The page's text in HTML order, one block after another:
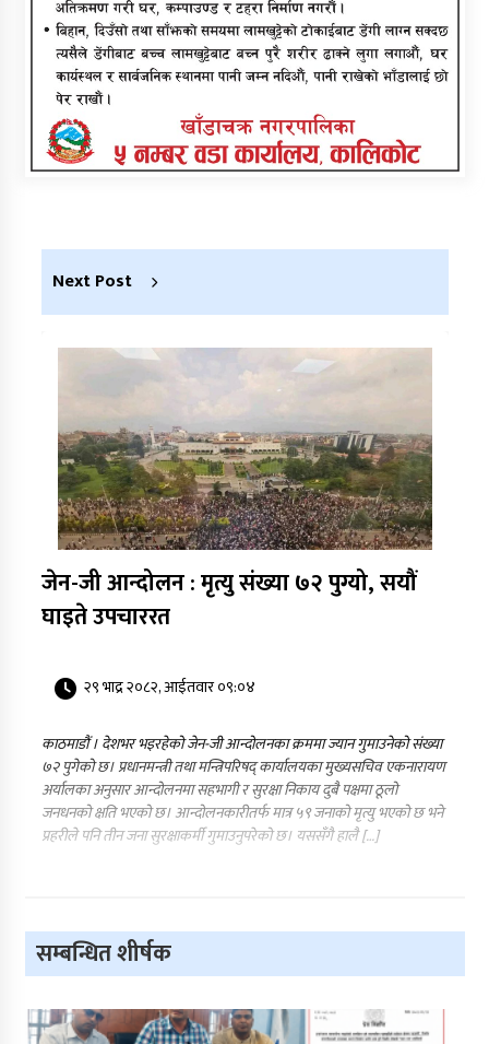
Next Post
जेन-जी आन्दोलन : मृत्यु संख्या ७२ पुग्यो, सयौं
घाइते उपचाररत
२९ भाद्र २०८२, आईतवार ०९:०४
काठमाडौं । देशभर भइरहेको जेन-जी आन्दोलनका क्रममा ज्यान गुमाउनेको संख्या
७२ पुगेको छ। प्रधानमन्त्री तथा मन्त्रिपरिषद् कार्यालयका मुख्यसचिव एकनारायण
अर्यालका अनुसार आन्दोलनमा सहभागी र सुरक्षा निकाय दुबै पक्षमा ठूलो
जनधनको क्षति भएको छ। आन्दोलनकारीतर्फ मात्र ५९ जनाको मृत्यु भएको छ भने
प्रहरीले पनि तीन जना सुरक्षाकर्मी गुमाउनुपरेको छ। यससँगै हालै […]
सम्बन्धित शीर्षक